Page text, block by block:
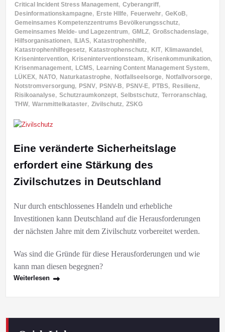
Critical Incident Stress Management, Cyberangriff,
Desinformationskampagne, Erste HIlfe, Feuerwehr, GeKoB,
Gemeinsames Kompetenzzentrums Bevölkerungsschutz,
Gemeinsames Melde- und Lagezentrum, GMLZ, Großschadenslage,
Hilfsorganisationen, ILIAS, Katastrophenhilfe,
Katastrophenhilfegesetz, Katastrophenschutz, KIT, Klimawandel,
Krisenintervention, Kriseninterventionsteam, Krisenkommunikation,
Krisenmanagement, LCMS, Learning Content Management System,
LÜKEX, NATO, Naturkatastrophe, Notfallseelsorge, Notfallvorsorge,
Notstromversorgung, PSNV, PSNV-B, PSNV-E, PTBS, Resilienz,
Risikoanalyse, Schutzraumkonzept, Selbstschutz, Terroranschlag,
THW, Warnmittelkataster, Zivilschutz, ZSKG
Eine veränderte Sicherheitslage
erfordert eine Stärkung des
Zivilschutzes in Deutschland
Nur durch entschlossenes Handeln und erhebliche
Investitionen kann Deutschland auf die Herausforderungen
der nächsten Jahre mit dem Zivilschutz vorbereitet werden.
Was sind die Gründe für diese Herausforderungen und wie
kann man diesen begegnen?
Weiterlesen